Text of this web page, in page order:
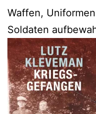
Waffen,
Soldaten